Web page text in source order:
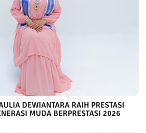
DEWIANTARA RAIH PRESTASI
MUDA BERPRESTASI 2026